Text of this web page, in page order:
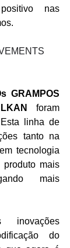
nas
GRAMPOS
foram
linha de
tanto na
tecnologia
mais
mais
inovações
do